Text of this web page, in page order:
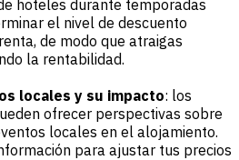
hoteles durante temporadas
el nivel de descuento
de modo que atraigas
la rentabilidad.
locales y su impacto: los
ofrecer perspectivas sobre
locales en el alojamiento.
para ajustar tus precios